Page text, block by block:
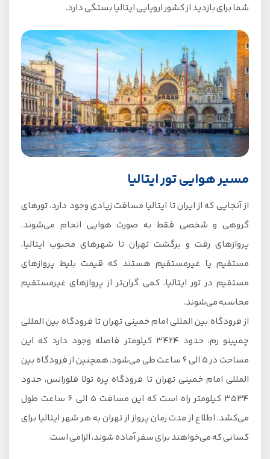
شما برای بازدید از کشور اروپایی ایتالیا بستگی دارد.
مسیر هوایی تور ایتالیا
از آنجایی که از ایران تا ایتالیا مسافت زیادی وجود دارد، تورهای
گروهی و شخصی فقط به صورت هوایی انجام می‌شوند.
پروازهای رفت و برگشت تهران تا شهرهای محبوب ایتالیا،
مستقیم یا غیرمستقیم هستند که قیمت بلیط پروازهای
مستقیم در تور ایتالیا، کمی گران‌تر از پروازهای غیرمستقیم
محاسبه می‌شوند.
از فرودگاه بین المللی امام خمینی تهران تا فرودگاه بین المللی
چمپینو رم، حدود 3424 کیلومتر فاصله وجود دارد که این
مساحت در 5 الی 6 ساعت طی می‌شود. همچنین از فرودگاه بین
المللی امام خمینی تهران تا فرودگاه پره تولا فلورانس، حدود
3534 کیلومتر راه است که این مسافت 5 الی 6 ساعت طول
می‌کشد. اطلاع از مدت زمان پرواز از تهران به هر شهر ایتالیا برای
کسانی که می‌خواهند برای سفر آماده شوند، الزامی است.